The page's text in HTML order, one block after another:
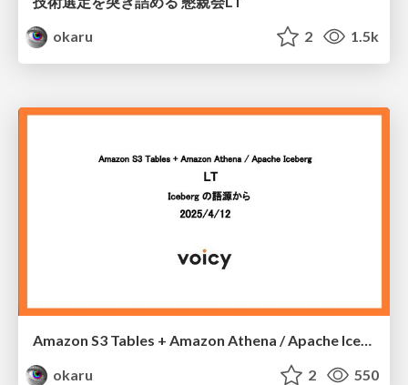
okaru
2 1.5k
Amazon S3 Tables + Amazon Athena / Apache Iceberg
okaru
2 550